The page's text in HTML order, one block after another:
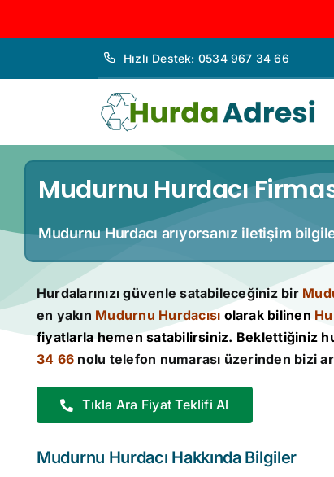
Hızlı Destek: 0534 967 34 66
Mudurnu Hurdacı
Mudurnu Hurdacı arıyorsanız iletişim
Hurdalarınızı güvenle satabileceğiniz bir
en yakın Mudurnu Hurdacısı olarak bilinen
fiyatlarla hemen satabilirsiniz. Beklettiğiniz
34 66 nolu telefon numarası üzerinden bizi
Tıkla Ara Fiyat Teklifi Al
Mudurnu Hurdacı Hakkında Bilgiler